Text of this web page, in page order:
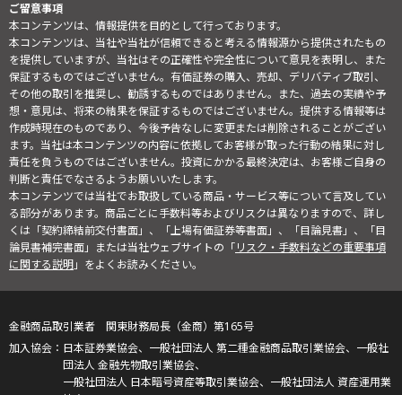
ご留意事項
本コンテンツは、情報提供を目的として行っております。
本コンテンツは、当社や当社が信頼できると考える情報源から提供されたもの
を提供していますが、当社はその正確性や完全性について意見を表明し、また
保証するものではございません。有価証券の購入、売却、デリバティブ取引、
その他の取引を推奨し、勧誘するものではありません。また、過去の実績や予
想・意見は、将来の結果を保証するものではございません。提供する情報等は
作成時現在のものであり、今後予告なしに変更または削除されることがござい
ます。当社は本コンテンツの内容に依拠してお客様が取った行動の結果に対し
責任を負うものではございません。投資にかかる最終決定は、お客様ご自身の
判断と責任でなさるようお願いいたします。
本コンテンツでは当社でお取扱している商品・サービス等について言及してい
る部分があります。商品ごとに手数料等およびリスクは異なりますので、詳し
くは「契約締結前交付書面」、「上場有価証券等書面」、「目論見書」、「目
論見書補完書面」または当社ウェブサイトの「リスク・手数料などの重要事項
に関する説明」をよくお読みください。
金融商品取引業者 関東財務局長（金商）第165号
日本証券業協会、一般社団法人 第二種金融商品取引業協会、一般社
団法人 金融先物取引業協会、
一般社団法人 日本暗号資産等取引業協会、一般社団法人 資産運用業